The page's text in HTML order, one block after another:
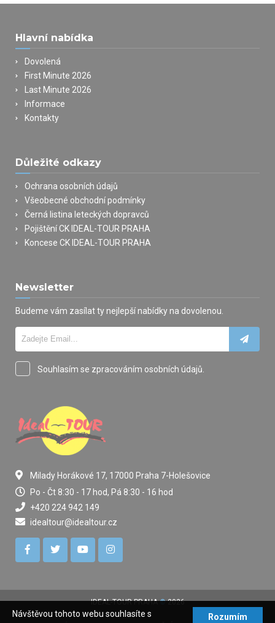
Rozumím
Návštěvou tohoto webu souhlasíte s
Hlavní nabídka
Dovolená
First Minute 2026
Last Minute 2026
Informace
Kontakty
Důležité odkazy
Ochrana osobních údajů
Všeobecné obchodní podmínky
Černá listina leteckých dopravců
Pojištění CK IDEAL-TOUR PRAHA
Koncese CK IDEAL-TOUR PRAHA
Newsletter
Budeme vám zasílat ty nejlepší nabídky na dovolenou.
Souhlasím se zpracováním osobních údajů.
Milady Horákové 17, 17000 Praha 7-Holešovice
Po - Čt 8:30 - 17 hod, Pá 8:30 - 16 hod
+420 224 942 149
idealtour@idealtour.cz
IDEAL-TOUR PRAHA©2026